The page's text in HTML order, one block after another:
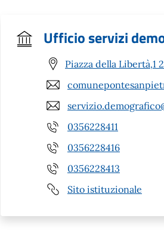
Ufficio servizi
Piazza della Libertà,1
0356228411
0356228416
0356228413
Sito istituzionale